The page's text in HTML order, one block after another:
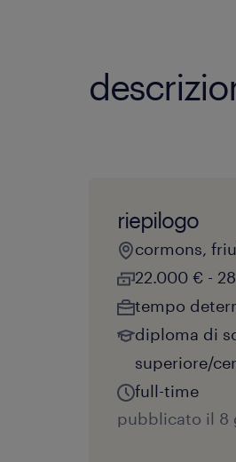
riepilogo
cormons,
22.000 € -
tempo
diploma di
superiore/
full-time
pubblicato il 8